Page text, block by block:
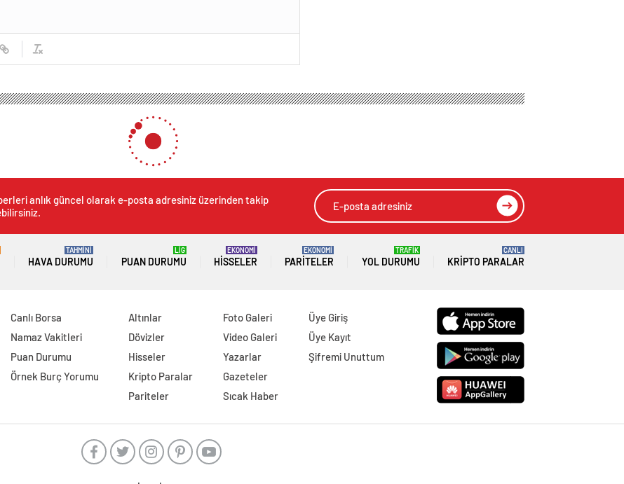
Kanunlarda Değişiklik Yapılmasına Dair Kanun Teklifi kabul edildi
ile Bazı Kanunlarda Değişiklik
Teklifi kabul edildi
GÖNDER
HABERLERİ